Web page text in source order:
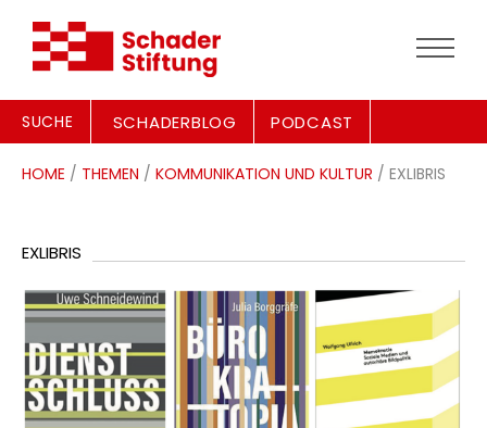
SUCHE SCHADERBLOG PODCAST
HOME / THEMEN / KOMMUNIKATION UND KULTUR / EXLIBRIS
EXLIBRIS